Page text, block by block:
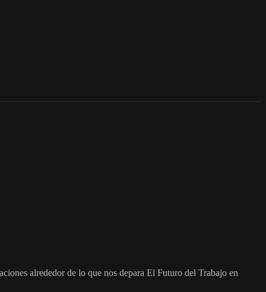
alrededor de lo que nos depara El Futuro del Trabajo en